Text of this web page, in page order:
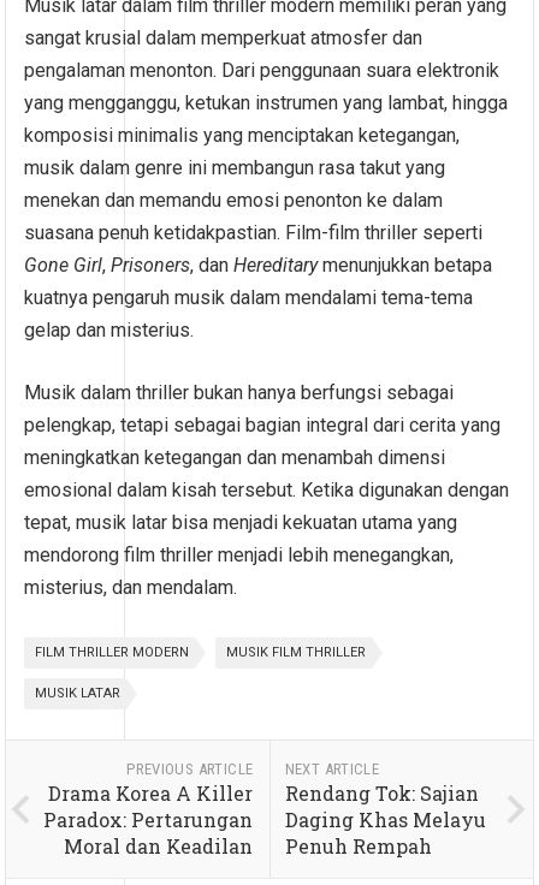
Musik latar dalam film thriller modern memiliki peran yang
sangat krusial dalam memperkuat atmosfer dan
pengalaman menonton. Dari penggunaan suara elektronik
yang mengganggu, ketukan instrumen yang lambat, hingga
komposisi minimalis yang menciptakan ketegangan,
musik dalam genre ini membangun rasa takut yang
menekan dan memandu emosi penonton ke dalam
suasana penuh ketidakpastian. Film-film thriller seperti
Gone Girl,Prisoners, danHereditarymenunjukkan betapa
kuatnya pengaruh musik dalam mendalami tema-tema
gelap dan misterius.
Musik dalam thriller bukan hanya berfungsi sebagai
pelengkap, tetapi sebagai bagian integral dari cerita yang
meningkatkan ketegangan dan menambah dimensi
emosional dalam kisah tersebut. Ketika digunakan dengan
tepat, musik latar bisa menjadi kekuatan utama yang
mendorong film thriller menjadi lebih menegangkan,
misterius, dan mendalam.
FILM THRILLER MODERN MUSIK FILM THRILLER
MUSIK LATAR
PREVIOUS ARTICLE
Drama Korea A Killer
Paradox: Pertarungan
Moral dan Keadilan
NEXT ARTICLE
Rendang Tok: Sajian
Daging Khas Melayu
Penuh Rempah